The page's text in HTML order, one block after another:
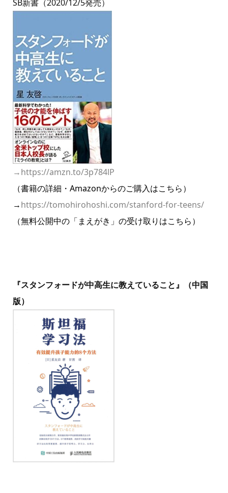
SB新書（2020/12/5発売）
→https://amzn.to/3p784lP
（書籍の詳細・Amazonからのご購入はこちら）
→https://tomohirohoshi.com/stanford-for-teens/
（無料公開中の「まえがき」の受け取りはこちら）
『スタンフォードが中高生に教えていること』（中国
版）